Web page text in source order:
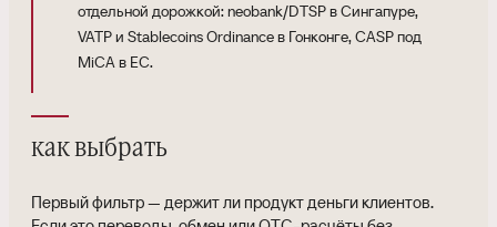
отдельной дорожкой: neobank/DTSP в Сингапуре,
VATP и Stablecoins Ordinance в Гонконге, CASP под
MiCA в ЕС.
как выбрать
Первый фильтр — держит ли продукт деньги клиентов.